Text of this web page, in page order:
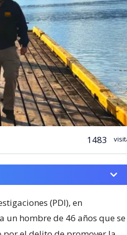
1483
(PDI), en
un hombre de 46 años que se